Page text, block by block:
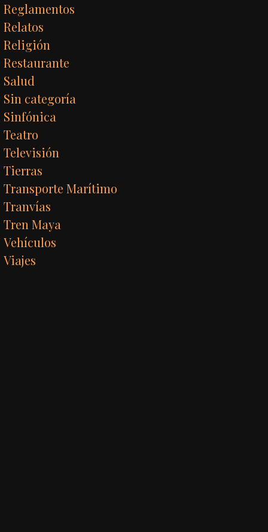
Reglamentos
Relatos
Religión
Restaurante
Salud
Sin categoría
Sinfónica
Teatro
Televisión
Tierras
Transporte Marítimo
Tranvías
Tren Maya
Vehículos
Viajes